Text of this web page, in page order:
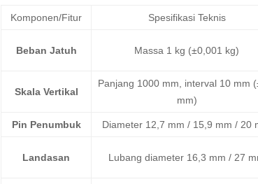
Komponen/Fitur Spesifikasi Teknis
Beban Jatuh Massa 1 kg (±0,001 kg)
Skala Vertikal
Panjang 1000 mm, interval 10 mm
mm)
Pin Penumbuk Diameter 12,7 mm / 15,9 mm / 20
Landasan Lubang diameter 16,3 mm / 27